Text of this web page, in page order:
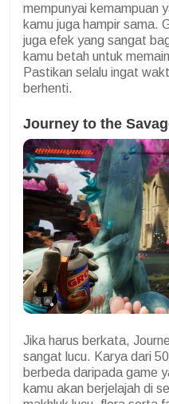
mempunyai kemampuan
kamu juga hampir sama.
juga efek yang sangat
kamu betah untuk
Pastikan selalu ingat
berhenti.
Journey to the
Jika harus berkata,
sangat lucu. Karya dari
berbeda daripada game
kamu akan berjelajah di